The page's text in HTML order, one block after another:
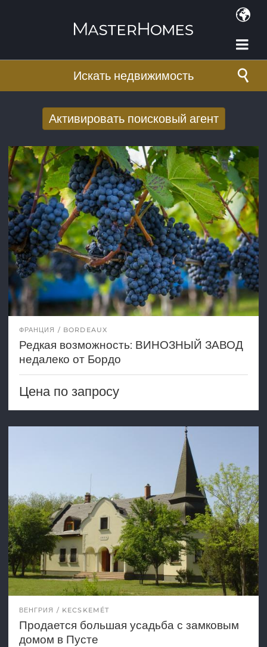
Искать недвижимость
Активировать поисковый агент
электронной почте
E-mail адрес*
ФРАНЦИЯ BORDEAUX
Редкая возможность: ВИНОЗНЫЙ ЗАВОД
недалеко от Бордо
Цена по запросу
ВЕНГРИЯ KECSKEMÉT
Продается большая усадьба с замковым
домом в Пусте